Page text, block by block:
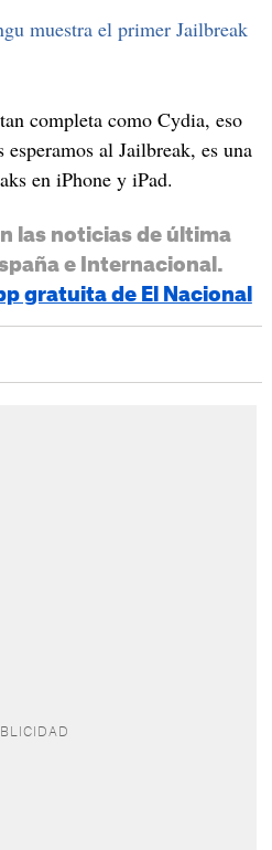
muestra el primer Jailbreak
completa como Cydia, eso
al Jailbreak, es una
en iPhone y iPad.
las noticias de última
e Internacional.
gratuita de El Nacional